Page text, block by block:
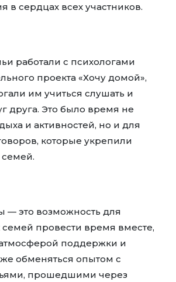
в сердцах всех участников.
работали с психологами
проекта «Хочу домой»,
им учиться слушать и
друга. Это было время не
и активностей, но и для
которые укрепили
семей.
— это возможность для
провести время вместе,
поддержки и
обменяться опытом с
прошедшими через